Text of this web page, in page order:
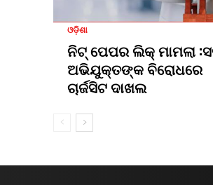
ଓଡ଼ିଶା
ନିଟ୍ ପେପର ଲିକ୍ ମାମଲା
ଅଭିଯୁକ୍ତଙ୍କ ବିରୋଧରେ
ଚାର୍ଜସିଟ ଦାଖଲ